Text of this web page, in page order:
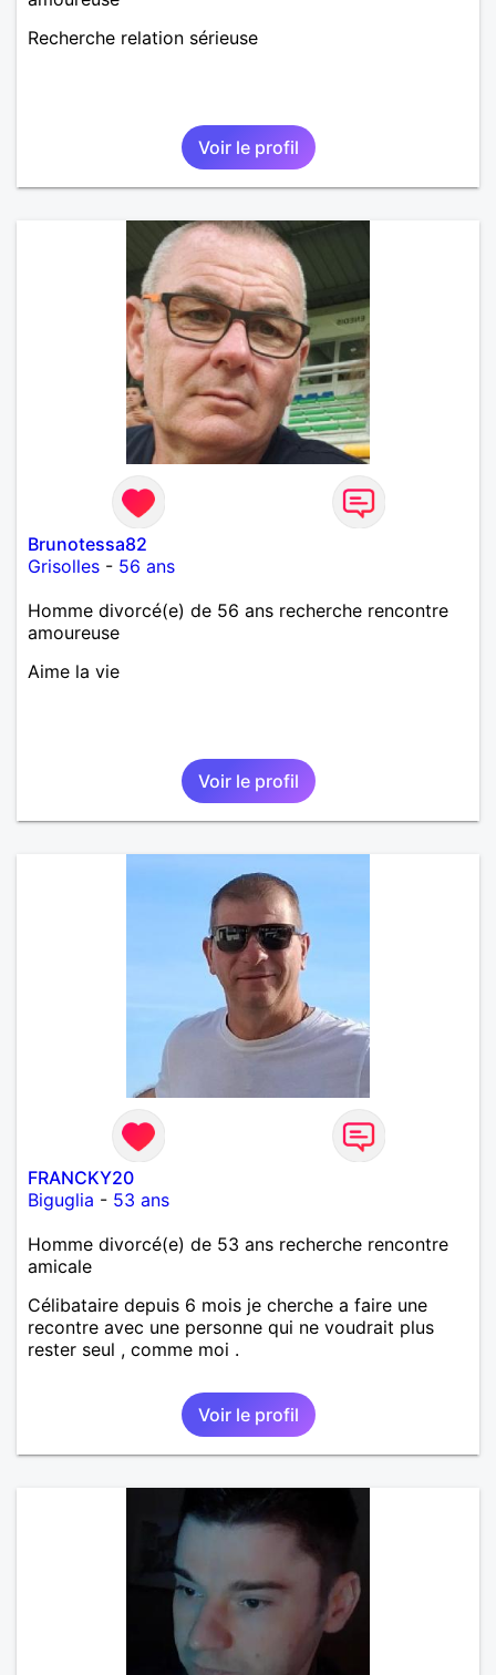
Recherche relation sérieuse
Voir le profil
Brunotessa82
Grisolles - 56 ans
Homme divorcé(e) de 56 ans recherche rencontre
amoureuse
Aime la vie
Voir le profil
FRANCKY20
Biguglia - 53 ans
Homme divorcé(e) de 53 ans recherche rencontre
amicale
Célibataire depuis 6 mois je cherche a faire une
recontre avec une personne qui ne voudrait plus
rester seul , comme moi .
Voir le profil